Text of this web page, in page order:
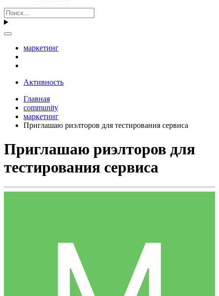
маркетинг
Активность
Главная
community
маркетинг
Приглашаю риэлторов для тестирования сервиса
Приглашаю риэлторов для
тестирования сервиса